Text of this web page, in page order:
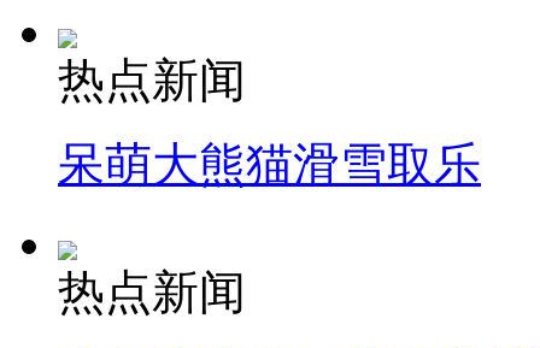
热点新闻
呆萌大熊猫滑雪取乐
热点新闻